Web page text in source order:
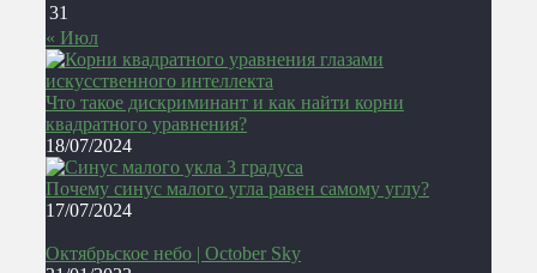
31
« Июл
Что такое дискриминант и как найти корни
квадратного уравнения?
18/07/2024
Почему синус малого угла равен самому углу?
17/07/2024
Октябрьское небо | October Sky